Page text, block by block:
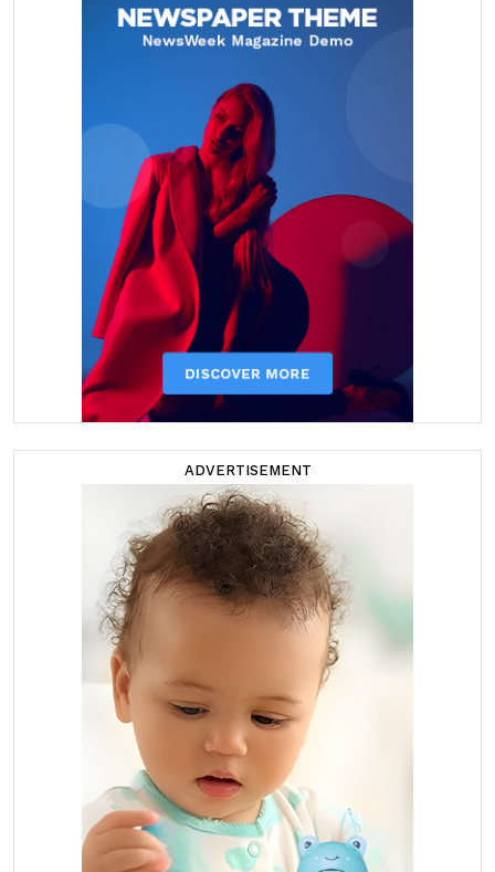
ADVERTISEMENT